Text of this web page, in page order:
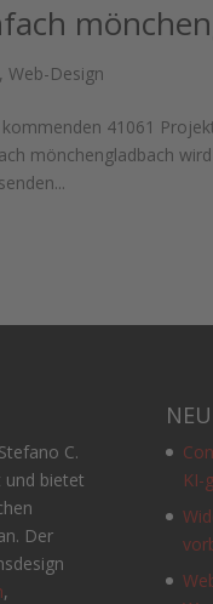
,Web-Design
41061
mönchengladbach
C.
und bietet
Der
,
KI-